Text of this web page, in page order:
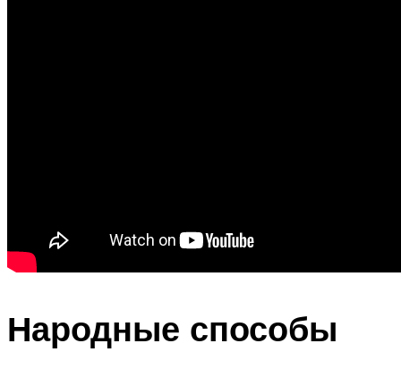
Народные способы